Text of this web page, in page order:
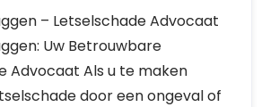
– Letselschade Advocaat
Uw Betrouwbare
Advocaat Als u te maken
door een ongeval of